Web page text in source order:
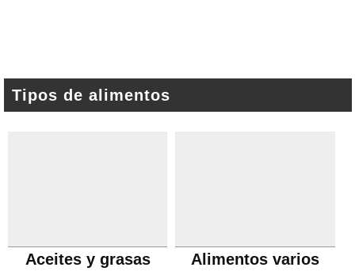
Tipos de alimentos
Aceites y grasas Alimentos varios